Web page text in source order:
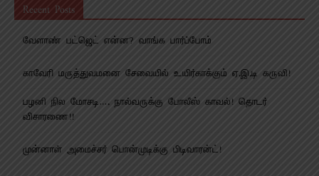
Recent Posts
வேளாண் பட்ஜெட் என்ன? வாங்க பார்ப்போம்
காவேரி மருத்துவமனை சேவையில் உயிர்காக்கும் ஏ.இ.டி கருவி!
பழனி நில மோசடி…. நால்வருக்கு போலீஸ் காவல்! தொடர்
விசாரணை!!
முன்னாள் அமைச்சர் பொன்முடிக்கு பிடிவாரன்ட்!